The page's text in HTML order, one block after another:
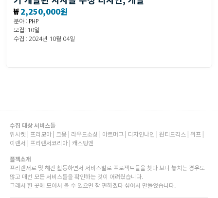
₩2,250,000원
분야 : PHP
모집: 10일
수집 : 2024년 10월 04일
수집 대상 서비스들
위시켓 | 프리모아 | 크몽 | 라우드소싱 | 아트머그 | 디자인나인 | 원티드긱스 | 위프 |
이랜서 | 프리랜서코리아 | 캐스팅엔
플젝소개
프리랜서로 몇 해간 활동하면서 서비스별로 프로젝트들을 찾다 보니 놓치는 경우도
많고 매번 모든 서비스들을 확인하는 것이 어려웠습니다.
그래서 한 곳에 모아서 볼 수 있으면 참 편하겠다 싶어서 만들었습니다.